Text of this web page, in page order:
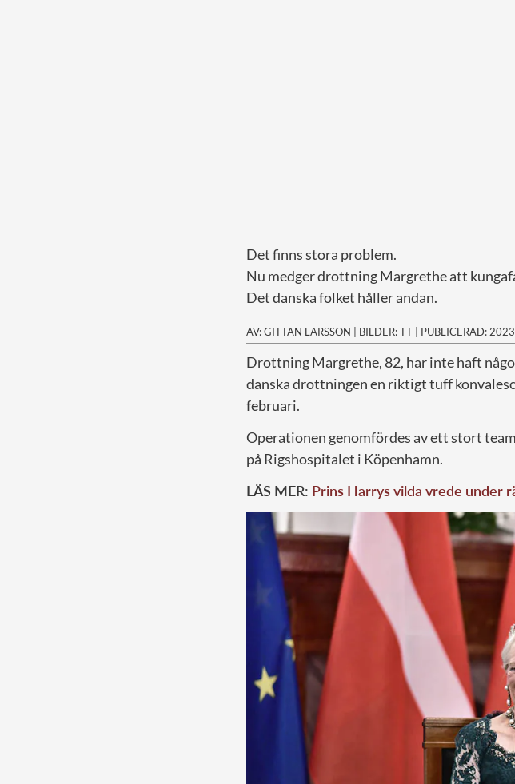
Det finns stora problem.
Nu medger drottning Margrethe att
Det danska folket håller andan.
AV: GITTAN LARSSON | BILDER: TT | PUBLICERAD:
Drottning Margrethe, 82, har inte haft
danska drottningen en riktigt tuff
februari.
Operationen genomfördes av ett stort
på Rigshospitalet i Köpenhamn.
LÄS MER: Prins Harrys vilda vrede under